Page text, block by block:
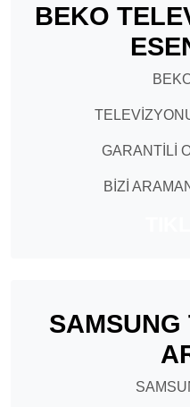
BEKO
GARANTİLİ
BİZİ
SAMSUNG